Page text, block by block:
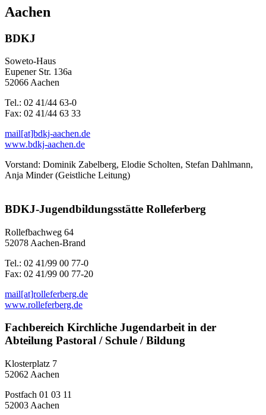
Aachen
BDKJ
Soweto-Haus
Eupener Str. 136a
52066 Aachen
Tel.: 02 41/44 63-0
Fax: 02 41/44 63 33
mail[at]bdkj-aachen.de
www.bdkj-aachen.de
Vorstand: Dominik Zabelberg, Elodie Scholten, Stefan Dahlmann,
Anja Minder (Geistliche Leitung)
BDKJ-Jugendbildungsstätte Rolleferberg
Rollefbachweg 64
52078 Aachen-Brand
Tel.: 02 41/99 00 77-0
Fax: 02 41/99 00 77-20
mail[at]rolleferberg.de
www.rolleferberg.de
Fachbereich Kirchliche Jugendarbeit in der
Abteilung Pastoral / Schule / Bildung
Klosterplatz 7
52062 Aachen
Postfach 01 03 11
52003 Aachen